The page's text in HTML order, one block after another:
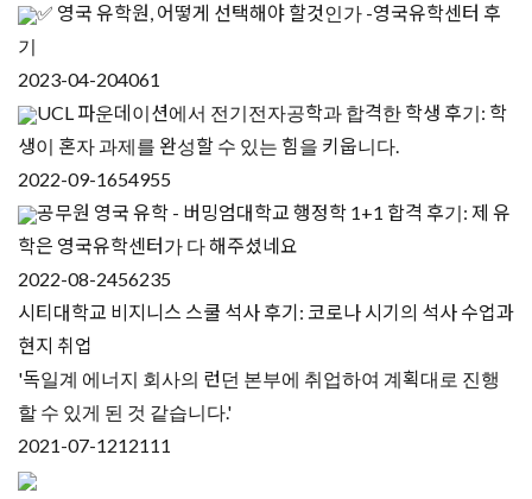
✅ 영국 유학원, 어떻게 선택해야 할것인가 -영국유학센터 후
기
2023-04-204061
UCL 파운데이션에서 전기전자공학과 합격한 학생 후기: 학
생이 혼자 과제를 완성할 수 있는 힘을 키웁니다.
2022-09-1654955
공무원 영국 유학 - 버밍엄대학교 행정학 1+1 합격 후기: 제 유
학은 영국유학센터가 다 해주셨네요
2022-08-2456235
시티대학교 비지니스 스쿨 석사 후기: 코로나 시기의 석사 수업과
현지 취업
'독일계 에너지 회사의 런던 본부에 취업하여 계획대로 진행
할 수 있게 된 것 같습니다.'
2021-07-1212111